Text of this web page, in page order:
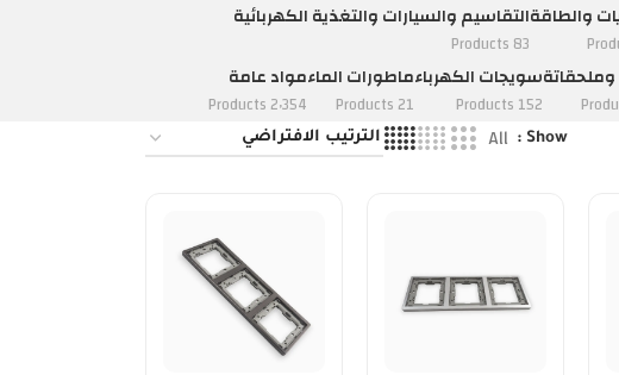
والطاقةالتقاسيم والسيارات والتغذية الكهربائية
83 Products
سويجات الكهرباء
152 Products
ماطورات الماء
21 Products
مواد عامة
2٬354 Products
Show
All